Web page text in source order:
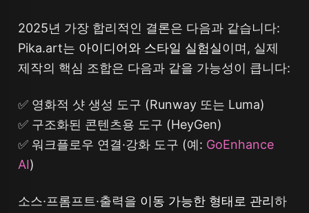
2025년 가장 합리적인 결론은 다음과 같습니다:
Pika.art는 아이디어와 스타일 실험실이며, 실제
제작의 핵심 조합은 다음과 같을 가능성이 큽니다:
✅ 영화적 샷 생성 도구 (Runway 또는 Luma)
✅ 구조화된 콘텐츠용 도구 (HeyGen)
✅ 워크플로우 연결·강화 도구 (예: GoEnhance
AI)
소스·프롬프트·출력을 이동 가능한 형태로 관리하